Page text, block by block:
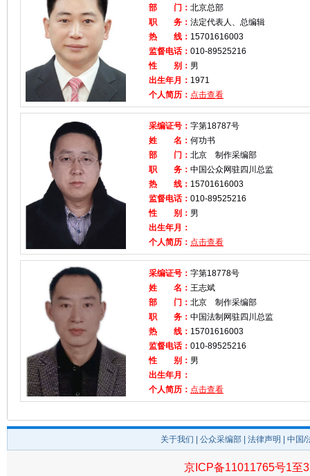
部 门： 北京总部
职 务： 法定代表人、总编辑
热 线： 15701616003
监督电话： 010-89525216
性 别： 男
出生年月： 1971
个人简历： 点击查看
采编证号： 字第18787号
姓 名： 何功书
部 门： 北京 制作采编部
职 务： 中国公众网驻四川总监
热 线： 15701616003
监督电话： 010-89525216
性 别： 男
出生年月：
个人简历： 点击查看
采编证号： 字第18778号
姓 名： 王志斌
部 门： 北京 制作采编部
职 务： 中国法制网驻四川总监
热 线： 15701616003
监督电话： 010-89525216
性 别： 男
出生年月：
个人简历： 点击查看
关于我们 公众采编部 法律声明 | 中国
京ICP备11011765号1至